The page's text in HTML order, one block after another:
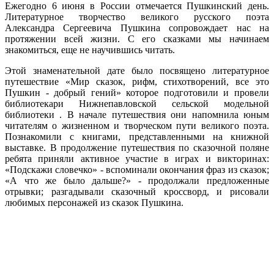
Ежегодно 6 июня в России отмечается Пушкинский день.
Литературное творчество великого русского поэта
Александра Сергеевича Пушкина сопровождает нас на
протяжении всей жизни. С его сказками мы начинаем
знакомиться, еще не научившись читать.
Этой знаменательной дате было посвящено литературное
путешествие «Мир сказок, рифм, стихотворений, все это
Пушкин - добрый гений» которое подготовили и провели
библиотекари Нижнепавловской сельской модельной
библиотеки . В начале путешествия они напомнила юным
читателям о жизненном и творческом пути великого поэта.
Познакомили с книгами, представленными на книжной
выставке. В продолжение путешествия по сказочной поляне
ребята приняли активное участие в играх и викторинах:
«Подскажи словечко» - вспоминали окончания фраз из сказок;
«А что же было дальше?» - продолжали предложенные
отрывки; разгадывали сказочный кроссворд, и рисовали
любимых персонажей из сказок Пушкина.